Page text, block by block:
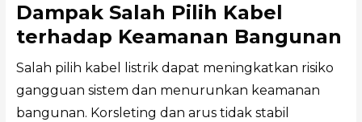
Dampak Salah Pilih Kabel
terhadap Keamanan Bangunan
Salah pilih kabel listrik dapat meningkatkan risiko
gangguan sistem dan menurunkan keamanan
bangunan. Korsleting dan arus tidak stabil